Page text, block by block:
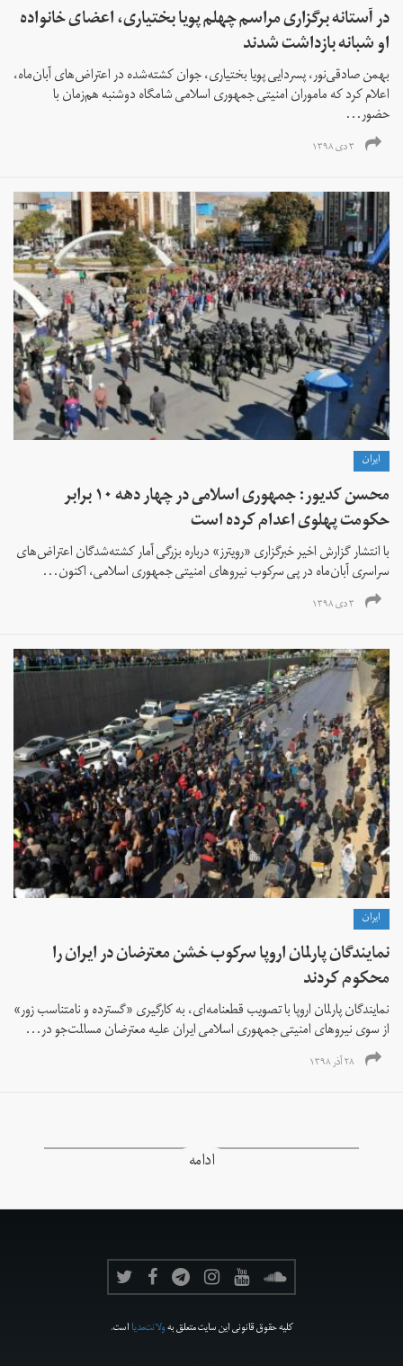
در آستانه برگزاری مراسم چهلم پویا بختیاری،‌ اعضای خانواده
او شبانه بازداشت شدند
بهمن صادقی‌نور، پسردایی پویا بختیاری، جوان کشته‌شده در اعتراض‌های آبان‌ماه،
اعلام کرد که ماموران امنیتی جمهوری اسلامی شامگاه دوشنبه هم‌زمان با
حضور...
۳ دی ۱۳۹۸
ايران
محسن کدیور: جمهوری اسلامی در چهار دهه ۱۰ برابر
حکومت پهلوی اعدام کرده است
با انتشار گزارش اخیر خبرگزاری «رویترز» درباره بزرگی آمار کشته‌شدگان اعتراض‌های
سراسری آبان‌ماه در پی سرکوب نیروهای امنیتی جمهوری اسلامی، اکنون...
۳ دی ۱۳۹۸
ايران
نمایندگان پارلمان اروپا سرکوب خشن معترضان در ایران را
محکوم کردند
نمایندگان پارلمان اروپا با تصویب قطعنامه‌ای، به کارگیری «گسترده و نامتناسب زور»
از سوی نیروهای امنیتی جمهوری اسلامی ایران علیه معترضان مسالمت‌جو در...
۲۸ آذر ۱۳۹۸
ادامه
کلیه حقوق قانونی این سایت متعلق بهولانت‌مدیااست.